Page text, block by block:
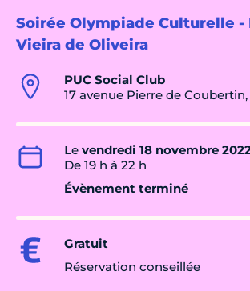
Soirée Olympiade Culturelle -
Vieira de Oliveira
PUC Social Club
17 avenue Pierre de Coubertin,
Le vendredi 18 novembre
De 19 h à 22 h
Évènement terminé
Gratuit
Réservation conseillée